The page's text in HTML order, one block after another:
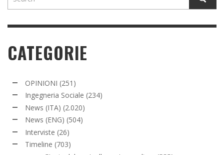
CATEGORIE
OPINIONI (251)
Ingegneria Sociale (234)
News (ITA) (2.020)
News (ENG) (504)
Interviste (26)
Timeline (703)